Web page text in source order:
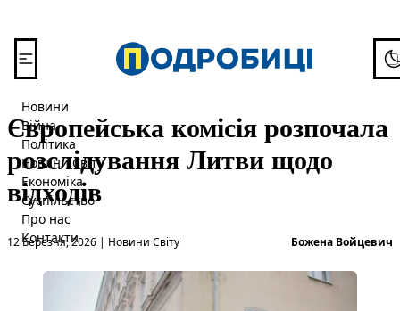
Новини
Війна
Політика
Новини Світу
Економіка
Суспільство
Про нас
Контакти
Європейська комісія розпочала
розслідування Литви щодо
відходів
12 Березня, 2026 |
Опубліковано вНовини Світу Божена Войцевич